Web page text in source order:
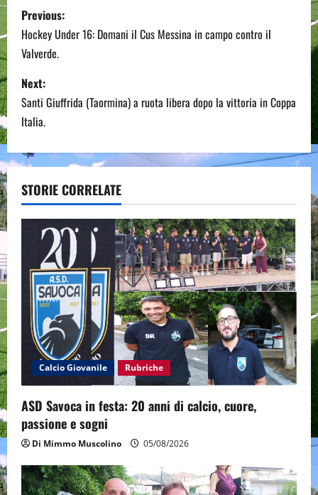
P
o
s
t
n
a
v
i
a
n
Previous:
Hockey Under 16: Domani il Cus Messina in campo contro il
Valverde.
Next:
Santi Giuffrida (Taormina) a ruota libera dopo la vittoria in Coppa
Italia.
STORIE CORRELATE
Calcio Giovanile Rubriche
ASD Savoca in festa: 20 anni di calcio, cuore,
passione e sogni
Di Mimmo Muscolino 05/08/2026